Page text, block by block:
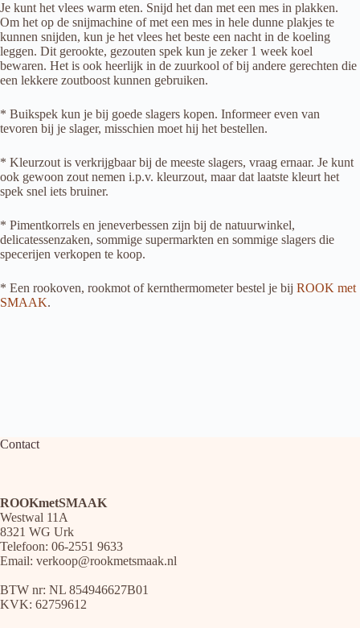
Je kunt het vlees warm eten. Snijd het dan met een mes in plakken.
Om het op de snijmachine of met een mes in hele dunne plakjes te
kunnen snijden, kun je het vlees het beste een nacht in de koeling
leggen. Dit gerookte, gezouten spek kun je zeker 1 week koel
bewaren. Het is ook heerlijk in de zuurkool of bij andere gerechten die
een lekkere zoutboost kunnen gebruiken.
* Buikspek kun je bij goede slagers kopen. Informeer even van
tevoren bij je slager, misschien moet hij het bestellen.
* Kleurzout is verkrijgbaar bij de meeste slagers, vraag ernaar. Je kunt
ook gewoon zout nemen i.p.v. kleurzout, maar dat laatste kleurt het
spek snel iets bruiner.
* Pimentkorrels en jeneverbessen zijn bij de natuurwinkel,
delicatessenzaken, sommige supermarkten en sommige slagers die
specerijen verkopen te koop.
* Een rookoven, rookmot of kernthermometer bestel je bij ROOK met
SMAAK.
Contact
ROOKmetSMAAK
Westwal 11A
8321 WG Urk
Telefoon: 06-2551 9633
Email: verkoop@rookmetsmaak.nl
BTW nr: NL 854946627B01
KVK: 62759612